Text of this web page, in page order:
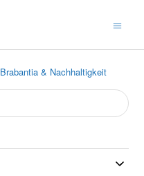
Brabantia & Nachhaltigkeit